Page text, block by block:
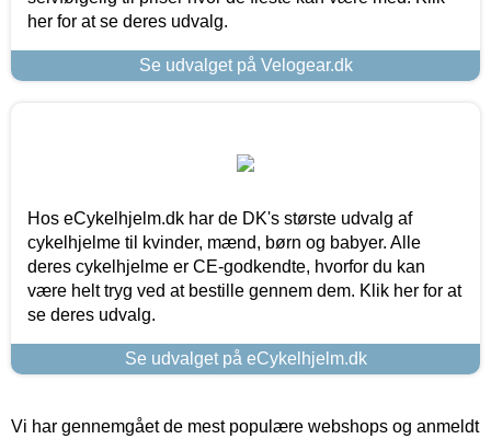
her for at se deres udvalg.
Se udvalget på Velogear.dk
Hos eCykelhjelm.dk har de DK's største udvalg af
cykelhjelme til kvinder, mænd, børn og babyer. Alle
deres cykelhjelme er CE-godkendte, hvorfor du kan
være helt tryg ved at bestille gennem dem. Klik her for at
se deres udvalg.
Se udvalget på eCykelhjelm.dk
Vi har gennemgået de mest populære webshops og anmeldt